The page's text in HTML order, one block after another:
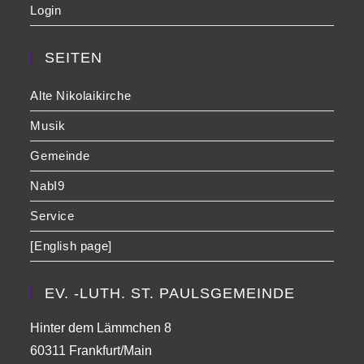
Login
SEITEN
Alte Nikolaikirche
Musik
Gemeinde
NabI9
Service
[English page]
EV. -LUTH. ST. PAULSGEMEINDE
Hinter dem Lämmchen 8
60311 Frankfurt/Main